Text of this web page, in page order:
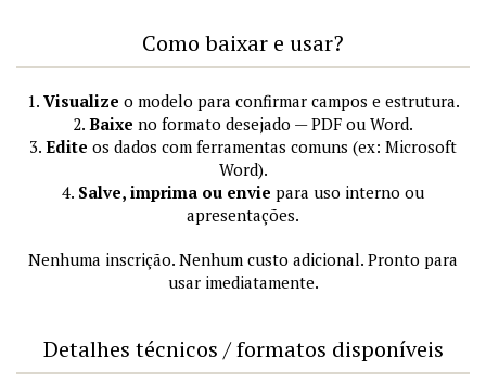
Como baixar e usar?
1. Visualize o modelo para confirmar campos e estrutura.
2. Baixe no formato desejado — PDF ou Word.
3. Edite os dados com ferramentas comuns (ex: Microsoft
Word).
4. Salve, imprima ou envie para uso interno ou
apresentações.
Nenhuma inscrição. Nenhum custo adicional. Pronto para
usar imediatamente.
Detalhes técnicos / formatos disponíveis